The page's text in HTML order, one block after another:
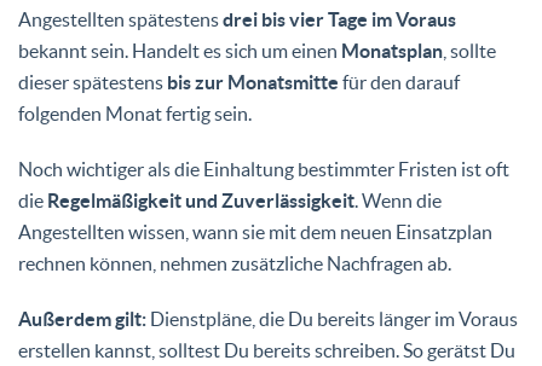
Angestellten spätestensdrei bis vier Tage im Voraus
bekannt sein. Handelt es sich um einen Monatsplan , sollte
dieser spätestens bis zur Monatsmitte für den darauf
folgenden Monat fertig sein.
Noch wichtiger als die Einhaltung bestimmter Fristen ist oft
die Regelmäßigkeit und Zuverlässigkeit. Wenn die
Angestellten wissen, wann sie mit dem neuen Einsatzplan
rechnen können, nehmen zusätzliche Nachfragen ab.
Außerdem gilt: Dienstpläne, die Du bereits länger im Voraus
erstellen kannst, solltest Du bereits schreiben. So gerätst Du